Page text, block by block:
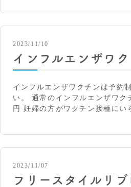
ン：
ワ
チ
有
効
2023/11/10
インフルエンザワ
インフルエンザワクチンは予約
い。 通常のインフルエンザワ
円 妊婦の方がワクチン接種に
2023/11/07
フリースタイルリブ